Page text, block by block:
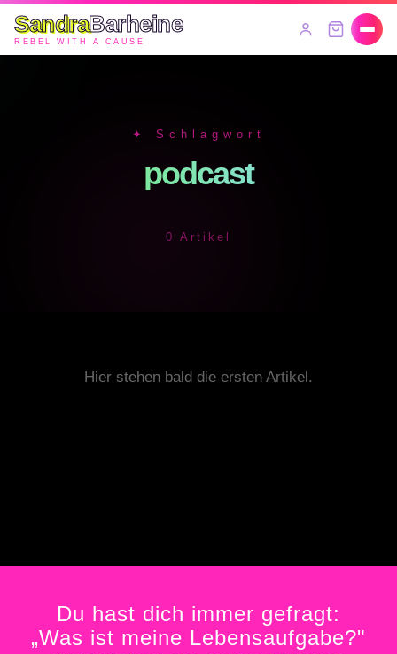
SandraBarheine
REBEL WITH A CAUSE
✦ Schlagwort
podcast
0 Artikel
Hier stehen bald die ersten Artikel.
Du hast dich immer gefragt:
„Was ist meine Lebensaufgabe?"